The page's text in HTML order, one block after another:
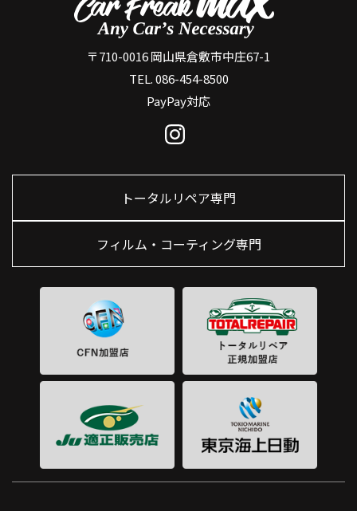
〒710-0016 岡山県倉敷市中庄67-1
TEL. 086-454-8500
PayPay対応
トータルリペア専門
フィルム・コーティング専門